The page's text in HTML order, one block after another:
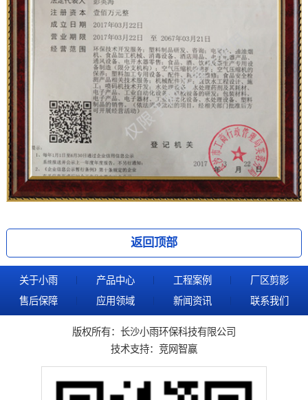
返回顶部
关于小雨 产品中心 工程案例
厂区剪影
售后保障
应用领域 新闻资讯 联系我们
版权所有：长沙小雨环保科技有限公司
技术支持： 竞网智赢